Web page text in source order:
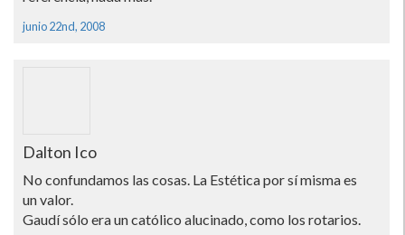
junio 22nd, 2008
Dalton Ico
No confundamos las cosas. La Estética por sí­ misma es
un valor.
Gaudí­ sólo era un católico alucinado, como los rotarios.